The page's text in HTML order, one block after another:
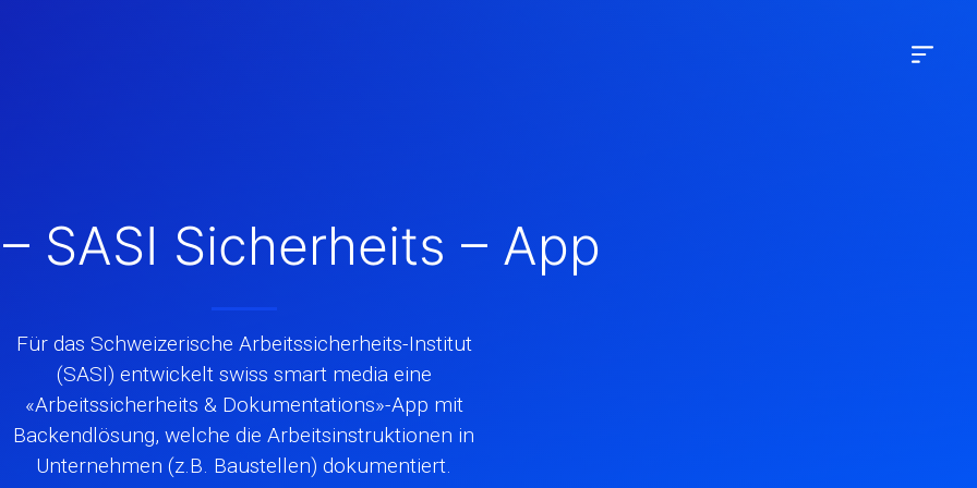
SASI Sicherheits – App
Für das Schweizerische Arbeitssicherheits-Institut
(SASI) entwickelt swiss smart media eine
«Arbeitssicherheits & Dokumentations»-App mit
Backendlösung, welche die Arbeitsinstruktionen in
Unternehmen (z.B. Baustellen) dokumentiert.